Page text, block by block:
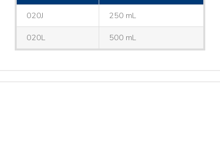
020J 250 mL
020L 500 mL